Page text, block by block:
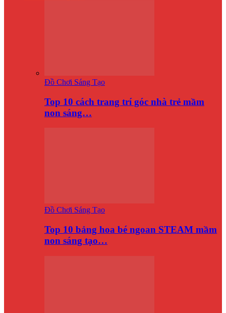
Đồ Chơi Sáng Tạo
Top 10 cách trang trí góc nhà trẻ mầm
non sáng…
Đồ Chơi Sáng Tạo
Top 10 bảng hoa bé ngoan STEAM mầm
non sáng tạo…